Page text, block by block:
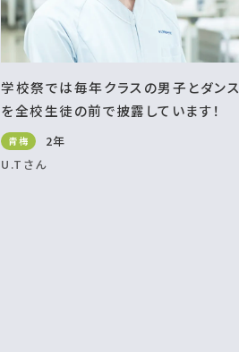
学校祭では毎年クラスの男子とダンス
を全校生徒の前で披露しています！
青梅
2年
U.Tさん